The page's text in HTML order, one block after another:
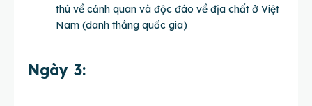
thú về cảnh quan và độc đáo về địa chất ở Việt
Nam (danh thắng quốc gia)
Ngày 3: